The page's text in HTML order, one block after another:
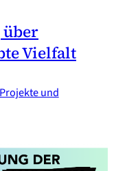
über
Vielfalt
Projekte und